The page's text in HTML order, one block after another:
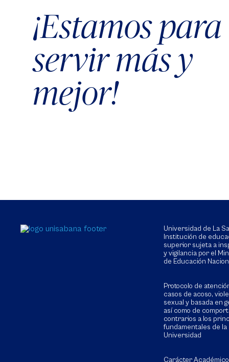
¡Estamos para
servir más y
mejor!
Universidad de La
Institución de
superior sujeta a
y vigilancia por el
de Educación
Protocolo de
casos de acoso,
sexual y basada en
así como de
contrarios a los
fundamentales de la
Universidad
Carácter